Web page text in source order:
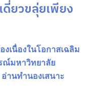
ดี่ยวขลุ่ยเพียง
เนื่องในโอกาสเฉลิม
ณ์มหาวิทยาลัย
านทำนองเสนาะ